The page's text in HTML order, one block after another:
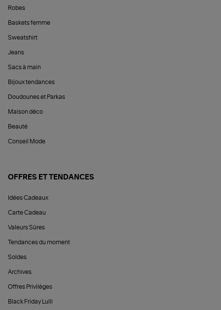
Robes
Baskets femme
Sweatshirt
Jeans
Sacs à main
Bijoux tendances
Doudounes et Parkas
Maison déco
Beauté
Conseil Mode
OFFRES ET TENDANCES
Idées Cadeaux
Carte Cadeau
Valeurs Sûres
Tendances du moment
Soldes
Archives
Offres Privilèges
Black Friday Lulli